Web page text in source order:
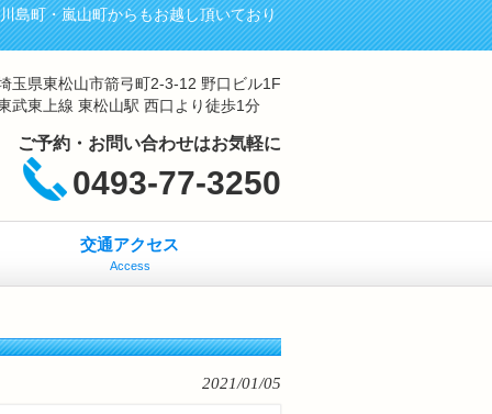
島町・嵐山町からもお越し頂いており
玉県東松山市箭弓町2-3-12 野口ビル1F
武東上線 東松山駅 西口より徒歩1分
ご予約・お問い合わせはお気軽に
0493-77-3250
交通アクセス
Access
2021/01/05